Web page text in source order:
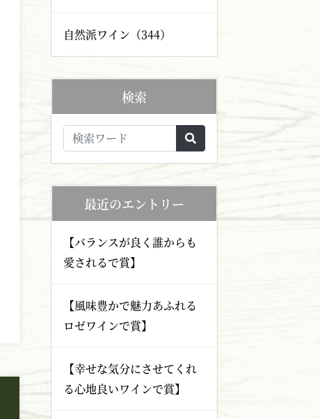
自然派ワイン（344）
検索
最近のエントリー
【バランスが良く誰からも
愛されるで賞】
【風味豊かで魅力あふれる
ロゼワインで賞】
【幸せな気分にさせてくれ
る心地良いワインで賞】